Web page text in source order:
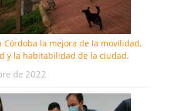
Córdoba la mejora de la movilidad,
y la habitabilidad de la ciudad.
de 2022